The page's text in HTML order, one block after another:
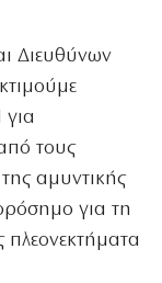
Διευθύνων
τους
αμυντικής
για τη